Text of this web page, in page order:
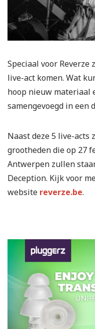
Speciaal voor
live-act komen. Wat
hoop nieuw materiaal
samengevoegd in een
Naast deze 5 live-
grootheden die op 27
Antwerpen zullen
Deception. Kijk voor
website reverze.be.